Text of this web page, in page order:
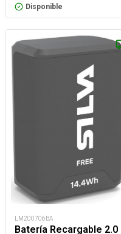
Disponible
LM200706BA
Batería Recargable 2.0